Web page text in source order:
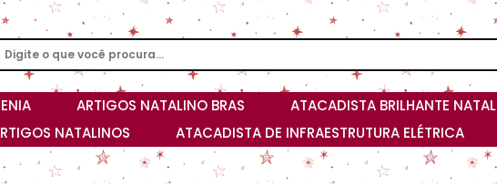
ARTIGOS NATALINO BRAS
ATACADISTA BRILHANTE NATAL
NATALINOS
ATACADISTA DE INFRAESTRUTURA ELÉTRICA